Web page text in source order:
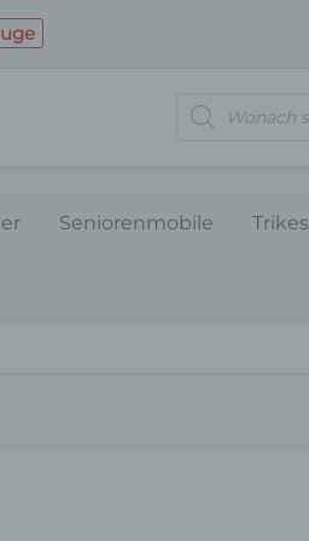
Products
search
Seniorenmobile Trikes